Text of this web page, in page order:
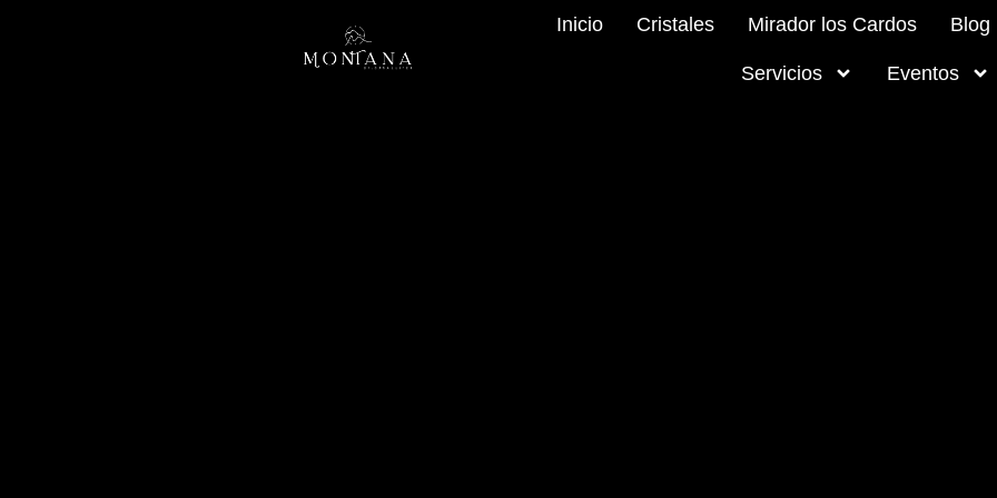
Inicio Cristales Mirador los Cardos Blog
Servicios Eventos